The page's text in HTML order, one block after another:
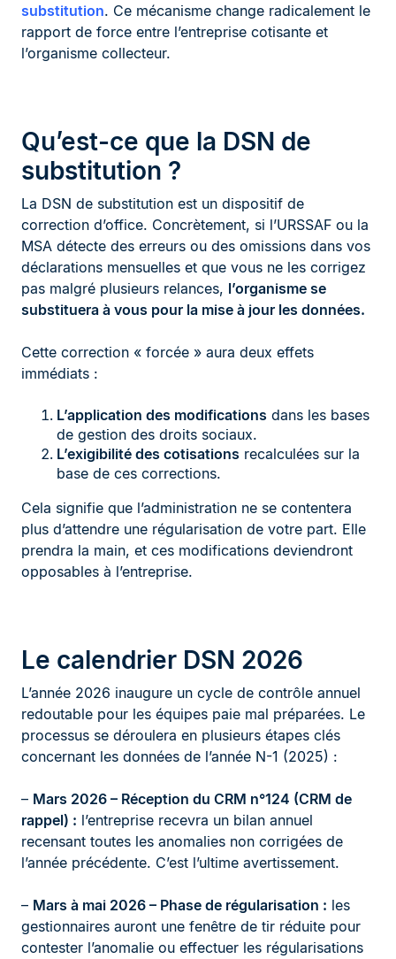
substitution. Ce mécanisme change radicalement le
rapport de force entre l’entreprise cotisante et
l’organisme collecteur.
Qu’est-ce que la DSN de
substitution ?
La DSN de substitution est un dispositif de
correction d’office. Concrètement, si l’URSSAF ou la
MSA détecte des erreurs ou des omissions dans vos
déclarations mensuelles et que vous ne les corrigez
pas malgré plusieurs relances, l’organisme se
substituera à vous pour la mise à jour les données.
Cette correction « forcée » aura deux effets
immédiats :
L’application des modifications dans les bases
de gestion des droits sociaux.
L’exigibilité des cotisations recalculées sur la
base de ces corrections.
Cela signifie que l’administration ne se contentera
plus d’attendre une régularisation de votre part. Elle
prendra la main, et ces modifications deviendront
opposables à l’entreprise.
Le calendrier DSN 2026
L’année 2026 inaugure un cycle de contrôle annuel
redoutable pour les équipes paie mal préparées. Le
processus se déroulera en plusieurs étapes clés
concernant les données de l’année N-1 (2025) :
– Mars 2026 – Réception du CRM n°124 (CRM de
rappel) : l’entreprise recevra un bilan annuel
recensant toutes les anomalies non corrigées de
l’année précédente. C’est l’ultime avertissement.
– Mars à mai 2026 – Phase de régularisation : les
gestionnaires auront une fenêtre de tir réduite pour
contester l’anomalie ou effectuer les régularisations